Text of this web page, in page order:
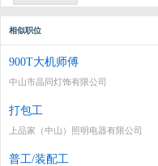
相似职位
900T大机师傅
中山市晶同灯饰有限公司
打包工
上品家（中山）照明电器有限公司
普工/装配工